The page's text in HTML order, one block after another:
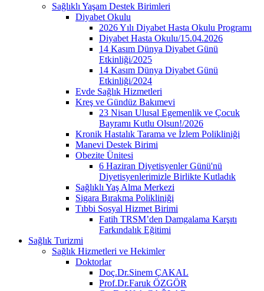
Sağlıklı Yaşam Destek Birimleri
Diyabet Okulu
2026 Yılı Diyabet Hasta Okulu Programı
Diyabet Hasta Okulu/15.04.2026
14 Kasım Dünya Diyabet Günü
Etkinliği/2025
14 Kasım Dünya Diyabet Günü
Etkinliği/2024
Evde Sağlık Hizmetleri
Kreş ve Gündüz Bakımevi
23 Nisan Ulusal Egemenlik ve Çocuk
Bayramı Kutlu Olsun!/2026
Kronik Hastalık Tarama ve İzlem Polikliniği
Manevi Destek Birimi
Obezite Ünitesi
6 Haziran Diyetisyenler Günü'nü
Diyetisyenlerimizle Birlikte Kutladık
Sağlıklı Yaş Alma Merkezi
Sigara Bırakma Polikliniği
Tıbbi Sosyal Hizmet Birimi
Fatih TRSM’den Damgalama Karşıtı
Farkındalık Eğitimi
Sağlık Turizmi
Sağlık Hizmetleri ve Hekimler
Doktorlar
Doç.Dr.Sinem ÇAKAL
Prof.Dr.Faruk ÖZGÖR